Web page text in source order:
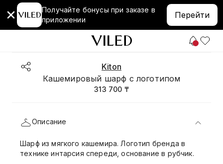
Получайте бонусы при заказе в
приложении
Перейти
Kiton
Кашемировый шарф с логотипом
313 700 ₸
Описание
Шарф из мягкого кашемира. Логотип бренда в
технике интарсия спереди, основание в рубчик.